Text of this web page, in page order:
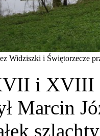
Widziszki i Świętorzecze
i XVIII
Marcin